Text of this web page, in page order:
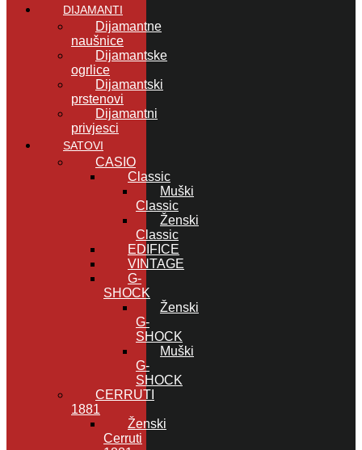
DIJAMANTI
Dijamantne
naušnice
Dijamantske
ogrlice
Dijamantski
prstenovi
Dijamantni
privjesci
SATOVI
CASIO
Classic
Muški
Classic
Ženski
Classic
EDIFICE
VINTAGE
G-
SHOCK
Ženski
G-
SHOCK
Muški
G-
SHOCK
CERRUTI
1881
Ženski
Cerruti